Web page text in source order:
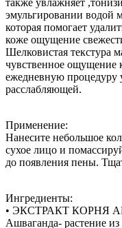
также увлажняет
эмульгировании водой
которая помогает
коже ощущение
Шелковистая текстура
чувственное ощущение
ежедневную процедуру
расслабляющей.
Применение:
Нанесите небольшое
сухое лицо и
до появления пены.
Ингредиенты:
• ЭКСТРАКТ КОРНЯ
Ашваганда- растение